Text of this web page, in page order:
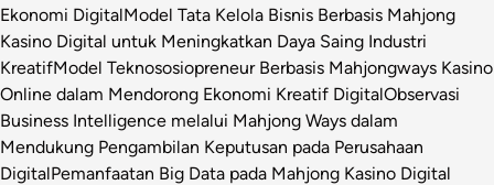
Ekonomi DigitalModel Tata Kelola Bisnis Berbasis Mahjong
Kasino Digital untuk Meningkatkan Daya Saing Industri
KreatifModel Teknososiopreneur Berbasis Mahjongways Kasino
Online dalam Mendorong Ekonomi Kreatif DigitalObservasi
Business Intelligence melalui Mahjong Ways dalam
Mendukung Pengambilan Keputusan pada Perusahaan
DigitalPemanfaatan Big Data pada Mahjong Kasino Digital